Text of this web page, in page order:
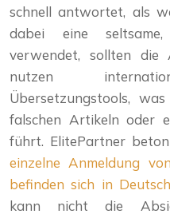
schnell antwortet, als
dabei eine seltsame,
verwendet, sollten die
nutzen
Übersetzungstools,
falschen Artikeln oder
führt. ElitePartner
einzelne Anmeldung
befinden sich in
kann nicht die